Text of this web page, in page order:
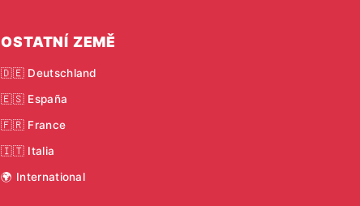
OSTATNÍ ZEMĚ
🇩🇪 Deutschland
🇪🇸 España
🇫🇷 France
🇮🇹 Italia
🌍 International